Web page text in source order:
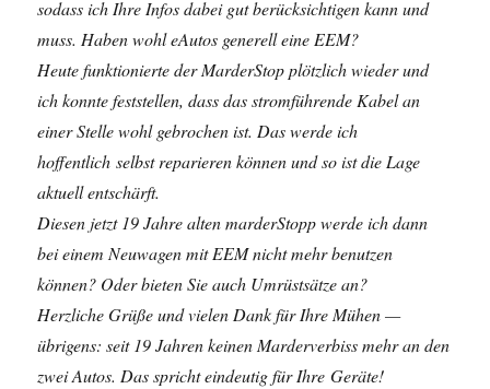
sodass ich Ihre Infos dabei gut berücksichtigen kann und
muss. Haben wohl eAutos generell eine EEM?
Heute funktionierte der MarderStop plötzlich wieder und
ich konnte feststellen, dass das stromführende Kabel an
einer Stelle wohl gebrochen ist. Das werde ich
hoffentlich selbst reparieren können und so ist die Lage
aktuell entschärft.
Diesen jetzt 19 Jahre alten marderStopp werde ich dann
bei einem Neuwagen mit EEM nicht mehr benutzen
können? Oder bieten Sie auch Umrüstsätze an?
Herzliche Grüße und vielen Dank für Ihre Mühen —
übrigens: seit 19 Jahren keinen Marderverbiss mehr an den
zwei Autos. Das spricht eindeutig für Ihre Geräte!